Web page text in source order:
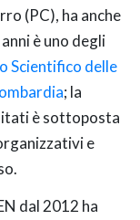
(PC), ha anche
è uno degli
Scientifico delle
; la
è sottoposta
e
dal 2012 ha